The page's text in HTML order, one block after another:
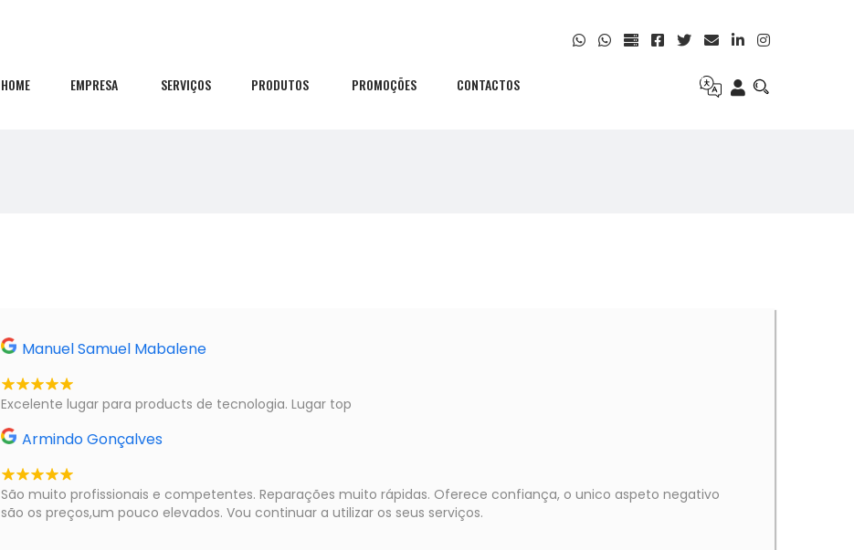
HOME EMPRESA SERVIÇOS PRODUTOS PROMOÇÕES CONTACTOS
Manuel Samuel Mabalene
Excelente lugar para products de tecnologia. Lugar top
Armindo Gonçalves
São muito profissionais e competentes. Reparações muito rápidas. Oferece confiança, o unico aspeto negativo
são os preços,um pouco elevados. Vou continuar a utilizar os seus serviços.